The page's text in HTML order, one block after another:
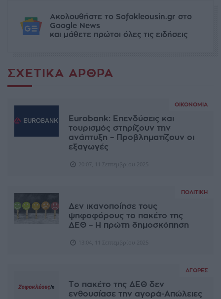
Ακολουθήστε το Sofokleousin.gr στο
Google News
και μάθετε πρώτοι όλες τις ειδήσεις
ΣΧΕΤΙΚΆ ΆΡΘΡΑ
ΟΙΚΟΝΟΜΊΑ
Eurobank: Επενδύσεις και
τουρισμός στηρίζουν την
ανάπτυξη – Προβληματίζουν οι
εξαγωγές
ΠΟΛΙΤΙΚΉ
Δεν ικανοποίησε τους
ψηφοφόρους το πακέτο της
ΔΕΘ – Η πρώτη δημοσκόπηση
ΑΓΟΡΈΣ
Το πακέτο της ΔΕΘ δεν
ενθουσίασε την αγορά-Απώλειες